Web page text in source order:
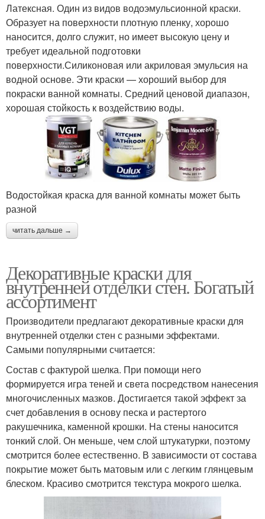
Латексная. Один из видов водоэмульсионной краски.
Образует на поверхности плотную пленку, хорошо
наносится, долго служит, но имеет высокую цену и
требует идеальной подготовки
поверхности.Силиконовая или акриловая эмульсия на
водной основе. Эти краски — хороший выбор для
покраски ванной комнаты. Средний ценовой диапазон,
хорошая стойкость к воздействию воды.
Водостойкая краска для ванной комнаты может быть
разной
читать дальше →
Декоративные краски для
внутренней отделки стен. Богатый
ассортимент
Производители предлагают декоративные краски для
внутренней отделки стен с разными эффектами.
Самыми популярными считается:
Состав с фактурой шелка. При помощи него
формируется игра теней и света посредством нанесения
многочисленных мазков. Достигается такой эффект за
счет добавления в основу песка и растертого
ракушечника, каменной крошки. На стены наносится
тонкий слой. Он меньше, чем слой штукатурки, поэтому
смотрится более естественно. В зависимости от состава
покрытие может быть матовым или с легким глянцевым
блеском. Красиво смотрится текстура мокрого шелка.